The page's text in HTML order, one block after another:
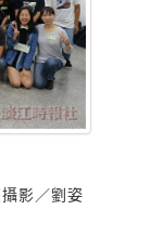
影／劉姿